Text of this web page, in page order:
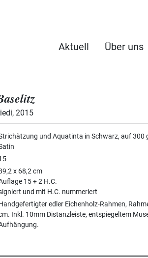
Aktuell Über uns
, 2015
und Aquatinta in Schwarz, auf 300
x 68,2 cm
15 + 2 H.C.
und mit H.C. nummeriert
edler Eichenholz-Rahmen,
Inkl. 10mm Distanzleiste, entspiegeltem